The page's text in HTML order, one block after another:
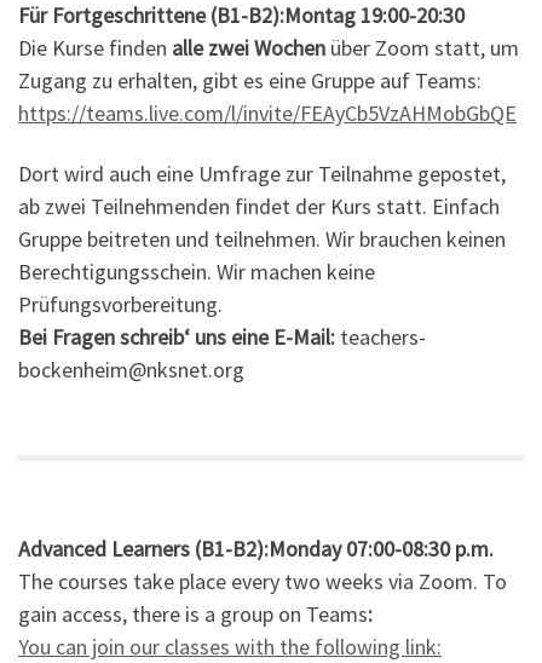
Für Fortgeschrittene (B1-B2):Montag 19:00-20:30
Die Kurse finden alle zwei Wochen über Zoom statt, um
Zugang zu erhalten, gibt es eine Gruppe auf Teams:
https://teams.live.com/l/invite/FEAyCb5VzAHMobGbQE
Dort wird auch eine Umfrage zur Teilnahme gepostet,
ab zwei Teilnehmenden findet der Kurs statt. Einfach
Gruppe beitreten und teilnehmen. Wir brauchen keinen
Berechtigungsschein. Wir machen keine
Prüfungsvorbereitung.
Bei Fragen schreib‘ uns eine E-Mail: teachers-
bockenheim@nksnet.org
Advanced Learners (B1-B2):Monday 07:00-08:30 p.m.
The courses take place every two weeks via Zoom. To
gain access, there is a group on Teams:
You can join our classes with the following link: